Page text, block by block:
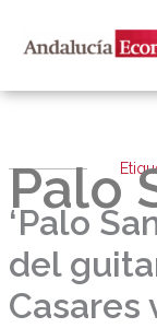
Palo
‘Palo
del
Casares